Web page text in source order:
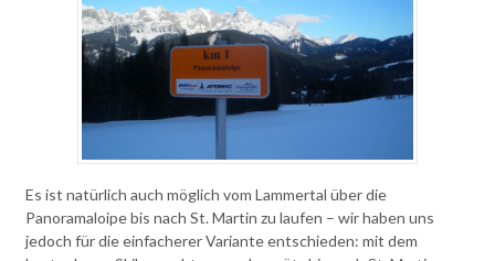
Es ist natürlich auch möglich vom Lammertal über die
Panoramaloipe bis nach St. Martin zu laufen – wir haben uns
jedoch für die einfacherer Variante entschieden: mit dem